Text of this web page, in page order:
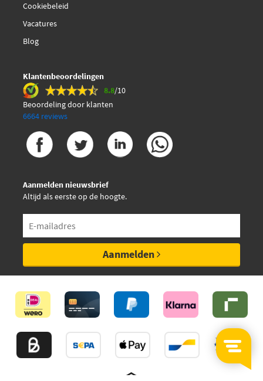
Cookiebeleid
Vacatures
Blog
Klantenbeoordelingen
8.8/10
Beoordeling door klanten
6664 reviews
Aanmelden nieuwsbrief
Altijd als eerste op de hoogte.
Aanmelden